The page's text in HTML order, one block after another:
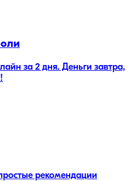
за 2 дня. Деньги завтра,
рекомендации